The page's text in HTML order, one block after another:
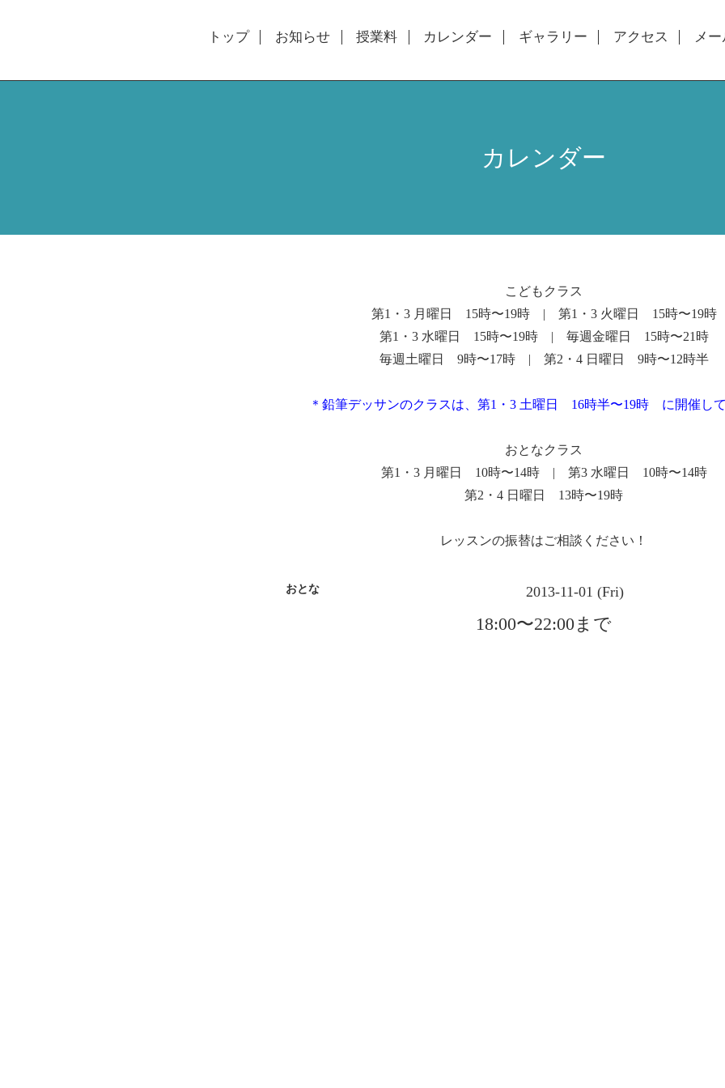
トップ お知らせ 授業料 カレンダー ギャラリー アクセス メ
カレンダー
こどもクラス
第1・3 月曜日 15時〜19時 | 第1・3 火曜日 15時〜19時
第1・3 水曜日 15時〜19時 | 毎週金曜日 15時〜21時
毎週土曜日 9時〜17時 | 第2・4 日曜日 9時〜12時半
＊鉛筆デッサンのクラスは、第1・3 土曜日 16時半〜19時 に開催し
おとなクラス
第1・3 月曜日 10時〜14時 | 第3 水曜日 10時〜14時
第2・4 日曜日 13時〜19時
レッスンの振替はご相談ください！
おとな 2013-11-01 (Fri)
18:00〜22:00まで